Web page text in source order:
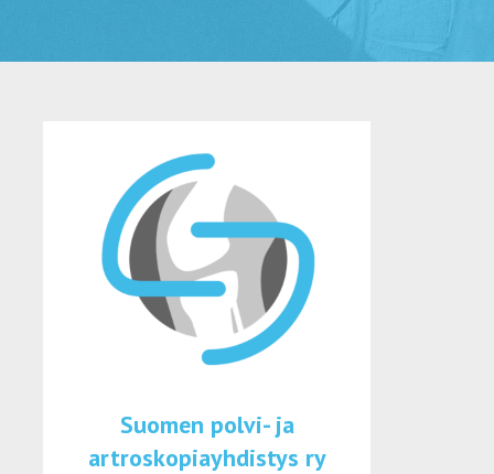
Suomen polvi- ja
artroskopiayhdistys ry